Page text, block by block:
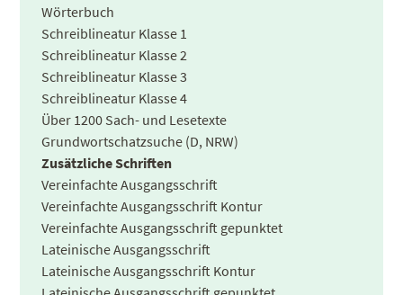
Wörterbuch
Schreiblineatur Klasse 1
Schreiblineatur Klasse 2
Schreiblineatur Klasse 3
Schreiblineatur Klasse 4
Über 1200 Sach- und Lesetexte
Grundwortschatzsuche (D, NRW)
Zusätzliche Schriften
Vereinfachte Ausgangsschrift
Vereinfachte Ausgangsschrift Kontur
Vereinfachte Ausgangsschrift gepunktet
Lateinische Ausgangsschrift
Lateinische Ausgangsschrift Kontur